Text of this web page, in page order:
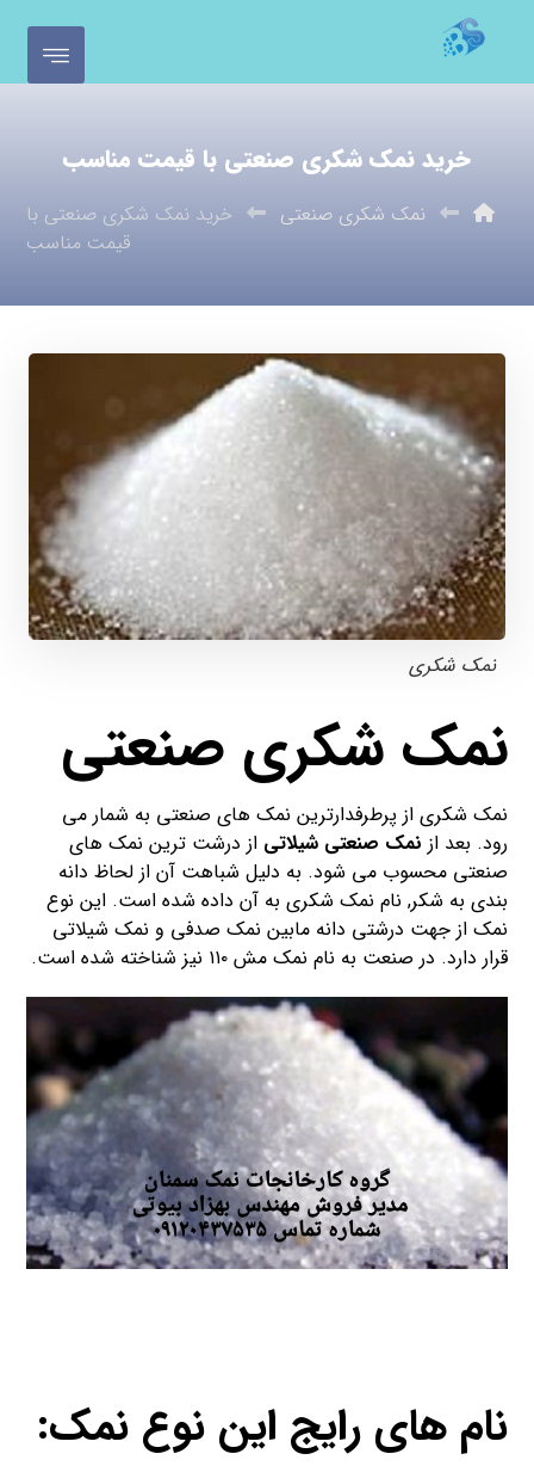
خرید نمک شکری صنعتی با قیمت مناسب
نمک شکری صنعتی
خرید نمک شکری صنعتی با
قیمت مناسب
نمک شکری
نمک شکری صنعتی
نمک شکری از پرطرفدارترین نمک های صنعتی به شمار می
رود. بعد از نمک صنعتی شیلاتی از درشت ترین نمک های
صنعتی محسوب می شود. به دلیل شباهت آن از لحاظ دانه
بندی به شکر, نام نمک شکری به آن داده شده است. این نوع
نمک از جهت درشتی دانه مابین نمک صدفی و نمک شیلاتی
قرار دارد. در صنعت به نام نمک مش ۱۱۰ نیز شناخته شده است.
نام های رایج این نوع نمک: